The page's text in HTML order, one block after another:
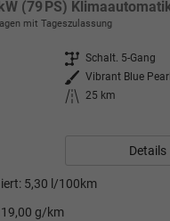
mit Tageszulassung
Getriebe Schalt. 5-Gang
Außenfarbe Vibrant Blue Pearl
Kilometerstand
25 km
Details
5,30 l/100km
g/km